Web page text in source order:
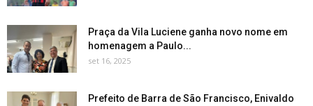
Praça da Vila Luciene ganha novo nome em
homenagem a Paulo...
set 16, 2025
Prefeito de Barra de São Francisco, Enivaldo